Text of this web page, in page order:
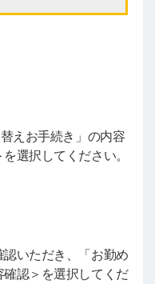
えお手続き」の内容
選択してください。
いただき、「お勤め
認＞を選択してくだ